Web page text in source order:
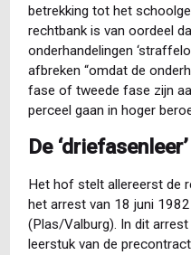
betrekking tot het
rechtbank is van oordeel
onderhandelingen
afbreken “omdat de
fase of tweede fase zijn
perceel gaan in hoger
De ‘driefasenleer’
Het hof stelt allereerst de
het arrest van 18 juni
(Plas/Valburg). In dit
leerstuk van de